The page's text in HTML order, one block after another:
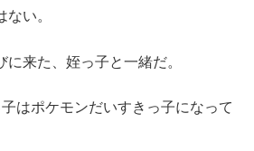
い。
来た、姪っ子と一緒だ。
はポケモンだいすきっ子になって